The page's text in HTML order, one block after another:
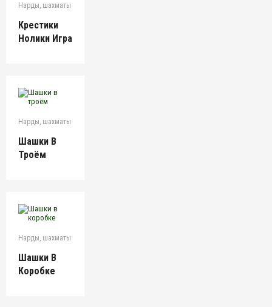
Нарды, шахматы
Крестики
Нолики Игра
Нарды, шахматы
Шашки В
Троём
Нарды, шахматы
Шашки В
Коробке